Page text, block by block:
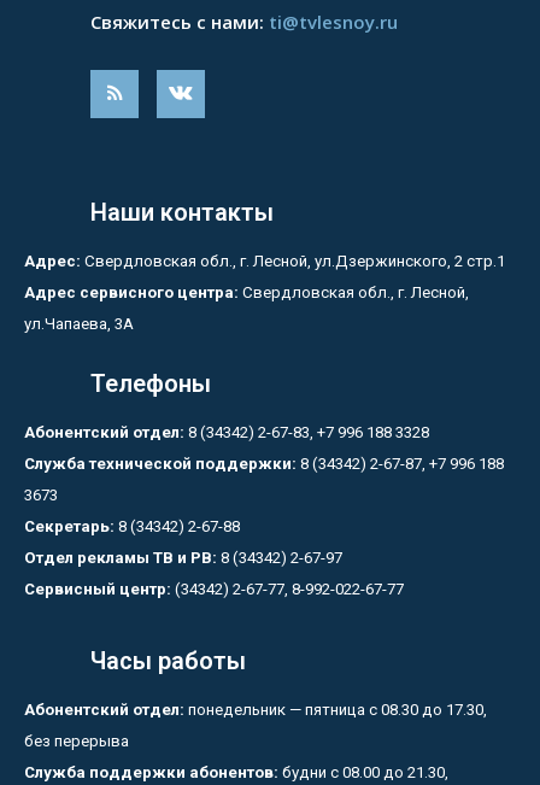
Свяжитесь с нами: ti@tvlesnoy.ru
Наши контакты
Адрес: Свердловская обл., г. Лесной, ул.Дзержинского, 2 стр.1
Адрес сервисного центра: Свердловская обл., г. Лесной,
ул.Чапаева, 3А
Телефоны
Абонентский отдел: 8 (34342) 2-67-83, +7 996 188 3328
Служба технической поддержки: 8 (34342) 2-67-87, +7 996 188
3673
Секретарь: 8 (34342) 2-67-88
Отдел рекламы ТВ и РВ: 8 (34342) 2-67-97
Сервисный центр: (34342) 2-67-77, 8-992-022-67-77
Часы работы
Абонентский отдел: понедельник — пятница с 08.30 до 17.30,
без перерыва
Служба поддержки абонентов: будни с 08.00 до 21.30,